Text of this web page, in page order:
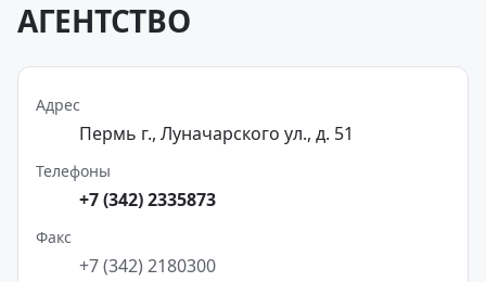
АГЕНТСТВО
Адрес
Пермь г., Луначарского ул., д. 51
Телефоны
+7 (342) 2335873
Факс
+7 (342) 2180300